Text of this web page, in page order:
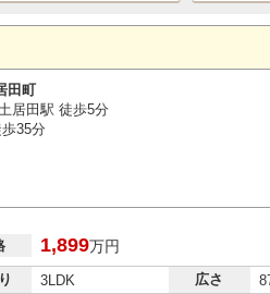
田町
居田駅 徒歩5分
35分
1,899万円
3LDK 広さ